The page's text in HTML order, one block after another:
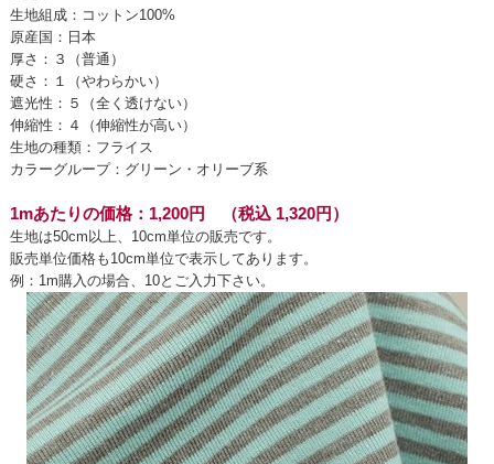
生地組成：コットン100%
原産国：日本
厚さ：３（普通）
硬さ：１（やわらかい）
遮光性：５（全く透けない）
伸縮性：４（伸縮性が高い）
生地の種類：フライス
カラーグループ：グリーン・オリーブ系
1mあたりの価格：1,200円 （税込 1,320円）
生地は50cm以上、10cm単位の販売です。
販売単位価格も10cm単位で表示してあります。
例：1m購入の場合、10とご入力下さい。